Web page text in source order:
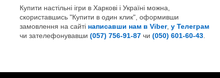
Купити настільні ігри в Харкові і Україні можна,
скориставшись "Купити в один клик", оформивши
замовлення на сайті написавши нам в Viber, у Телеграм
чи зателефонувавши (057) 756-91-87 чи (050) 601-60-43.